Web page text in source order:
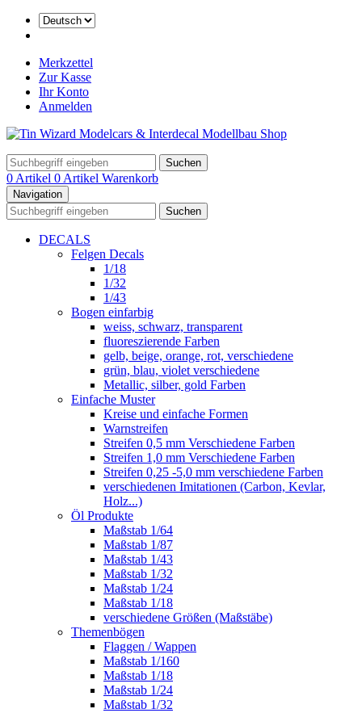
Merkzettel
Zur Kasse
Ihr Konto
Anmelden
Suchen
0 Artikel 0 Artikel Warenkorb
Navigation
Suchen
DECALS
Felgen Decals
1/18
1/32
1/43
Bogen einfarbig
weiss, schwarz, transparent
fluoreszierende Farben
gelb, beige, orange, rot, verschiedene
grün, blau, violet verschiedene
Metallic, silber, gold Farben
Einfache Muster
Kreise und einfache Formen
Warnstreifen
Streifen 0,5 mm Verschiedene Farben
Streifen 1,0 mm Verschiedene Farben
Streifen 0,25 -5,0 mm verschiedene Farben
verschiedenen Imitationen (Carbon, Kevlar,
Holz...)
Öl Produkte
Maßstab 1/64
Maßstab 1/87
Maßstab 1/43
Maßstab 1/32
Maßstab 1/24
Maßstab 1/18
verschiedene Größen (Maßstäbe)
Themenbögen
Flaggen / Wappen
Maßstab 1/160
Maßstab 1/18
Maßstab 1/24
Maßstab 1/32